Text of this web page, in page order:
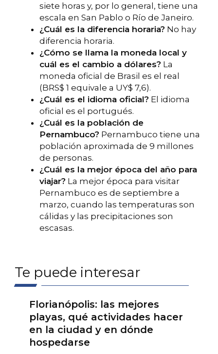
siete horas y, por lo general, tiene una
escala en San Pablo o Río de Janeiro.
¿Cuál es la diferencia horaria? No hay
diferencia horaria.
¿Cómo se llama la moneda local y
cuál es el cambio a dólares? La
moneda oficial de Brasil es el real
(BRS$ 1 equivale a UY$ 7,6).
¿Cuál es el idioma oficial? El idioma
oficial es el portugués.
¿Cuál es la población de
Pernambuco? Pernambuco tiene una
población aproximada de 9 millones
de personas.
¿Cuál es la mejor época del año para
viajar? La mejor época para visitar
Pernambuco es de septiembre a
marzo, cuando las temperaturas son
cálidas y las precipitaciones son
escasas.
Te puede interesar
Florianópolis: las mejores
playas, qué actividades hacer
en la ciudad y en dónde
hospedarse